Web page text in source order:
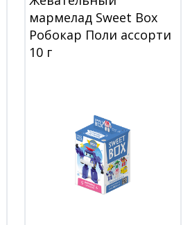
мармелад Sweet Box
Робокар Поли ассорти
10 г